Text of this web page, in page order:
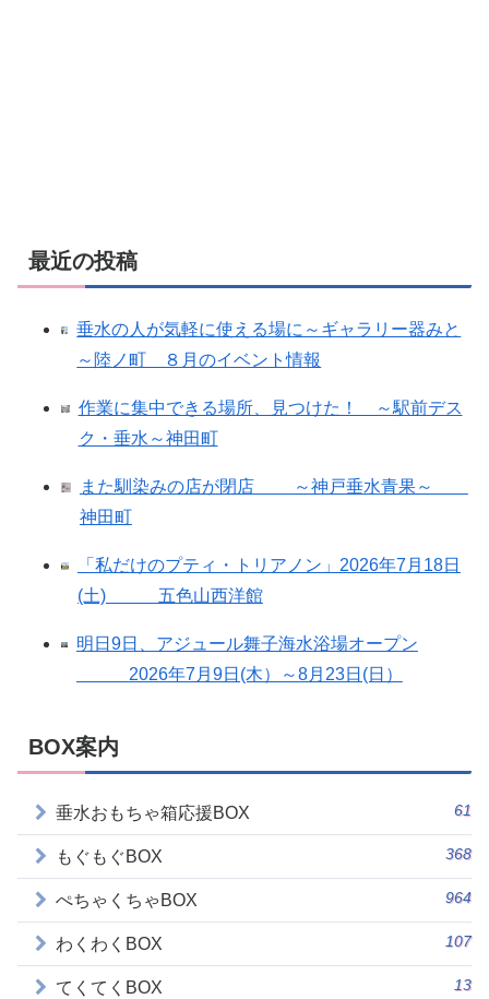
最近の投稿
垂水の人が気軽に使える場に～ギャラリー器みと
～陸ノ町 ８月のイベント情報
作業に集中できる場所、見つけた！ ～駅前デス
ク・垂水～神田町
また馴染みの店が閉店 ～神戸垂水青果～
神田町
「私だけのプティ・トリアノン」2026年7月18日
(土) 五色山西洋館
明日9日、アジュール舞子海水浴場オープン
2026年7月9日(木）～8月23日(日）
BOX案内
垂水おもちゃ箱応援BOX 61
もぐもぐBOX 368
ぺちゃくちゃBOX 964
わくわくBOX 107
てくてくBOX 13